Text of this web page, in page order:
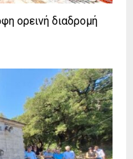
ορεινή διαδρομή